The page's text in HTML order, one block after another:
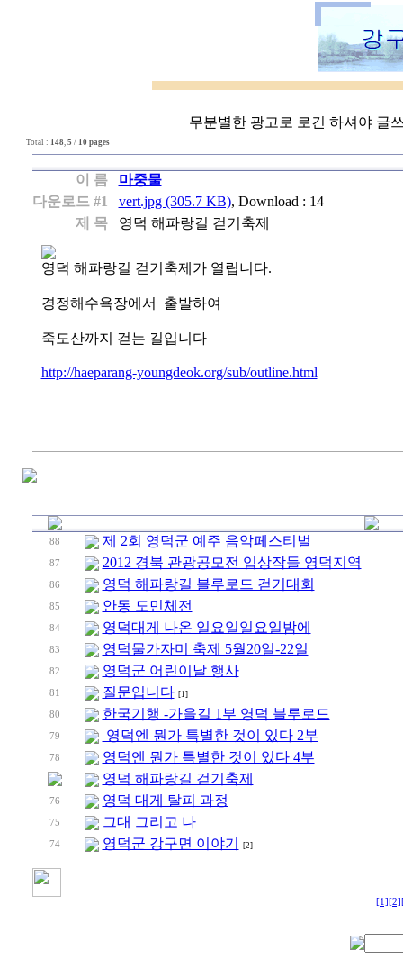
무분별한 광고로 로긴 하셔야 글
Total : 148, 5 / 10 pages
이 름 마중물
다운로드 #1 vert.jpg (305.7 KB), Download : 14
제 목 영덕 해파랑길 걷기축제
영덕 해파랑길 걷기축제가 열립니다.
경정해수욕장에서 출발하여
죽도산까지 걷는 길입니다
http://haeparang-youngdeok.org/sub/outline.html
88 제 2회 영덕군 예주 음악페스티벌
87 2012 경북 관광공모전 입상작들 영덕지역
86 영덕 해파랑길 블루로드 걷기대회
85 안동 도민체전
84 영덕대게 나온 일요일일요일밤에
83 영덕물가자미 축제 5월20일-22일
82 영덕군 어린이날 행사
81 질문입니다 [1]
80 한국기행 -가을길 1부 영덕 블루로드
79 영덕엔 뭔가 특별한 것이 있다 2부
78
영덕엔 뭔가 특별한 것이 있다 4부
영덕 해파랑길 걷기축제
76 영덕 대게 탈피 과정
75 그대 그리고 나
74 영덕군 강구면 이야기 [2]
[1] [2]